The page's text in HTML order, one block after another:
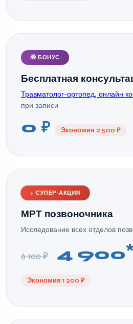
🎁 БОНУС
Бесплатная
Травматолог-ортопед, онлайн
при записи
0 ₽ Экономия 2 500 ₽
●СУПЕР-АКЦИЯ
МРТ позвоночника
Исследование всех отделов
6 100 ₽ 4 900
Экономия 1 200 ₽